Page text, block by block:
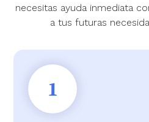
necesitas ayuda inmediata
a tus futuras
1